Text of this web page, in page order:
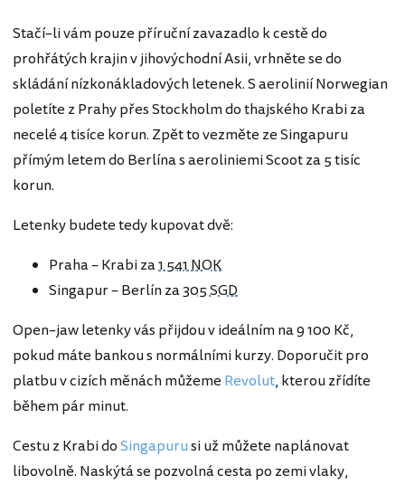
Stačí–li vám pouze příruční zavazadlo k cestě do
prohřátých krajin v jihovýchodní Asii, vrhněte se do
skládání nízkonákladových letenek. S aerolinií Norwegian
poletíte z Prahy přes Stockholm do thajského Krabi za
necelé 4 tisíce korun. Zpět to vezměte ze Singapuru
přímým letem do Berlína s aeroliniemi Scoot za 5 tisíc
korun.
Letenky budete tedy kupovat dvě:
Praha – Krabi za1 541 NOK
Singapur – Berlín za305 SGD
Open–jaw letenky vás přijdou v ideálním na 9 100 Kč,
pokud máte bankou s normálními kurzy. Doporučit pro
platbu v cizích měnách můžeme Revolut, kterou zřídíte
během pár minut.
Cestu z Krabi doSingapurusi už můžete naplánovat
libovolně. Naskýtá se pozvolná cesta po zemi vlaky,